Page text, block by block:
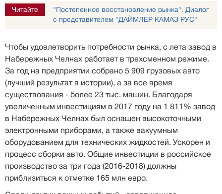
Читайте
"Постепенное восстановление рынка". Диалог
с представителем "ДАЙМЛЕР КАМАЗ РУС"
Чтобы удовлетворить потребности рынка, с лета завод в
Набережных Челнах работает в трехсменном режиме.
За год на предприятии собрано 5 909 грузовых авто
(лучший результат в истории), а за все время
существования - более 23 тыс. машин. Благодаря
увеличенным инвестициям в 2017 году на 1 811% завод
в Набережных Челнах был оснащен высокоточными
электронными приборами, а также вакуумным
оборудованием для технических жидкостей. Ускорен и
процесс сборки авто. Общие инвестиции в российское
производство за три года (2016-2018) должны
приблизиться к отметке 165 млн евро.